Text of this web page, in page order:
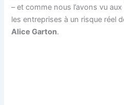
– et comme nous l’avons vu
les entreprises à un risque réel
Alice Garton.